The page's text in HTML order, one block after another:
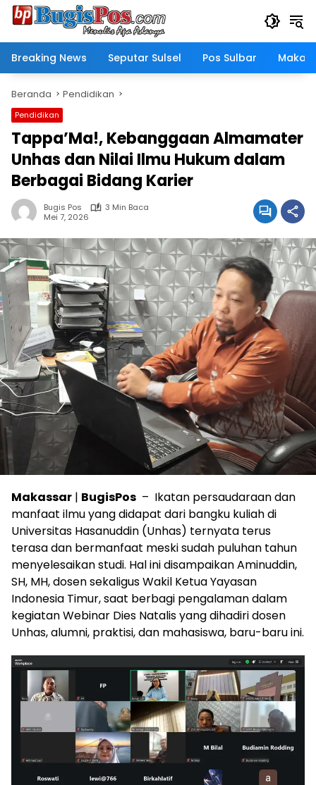
Langsung
Breaking News
Seputar Sulsel Pos Sulbar
Beranda Pendidikan
Pendidikan
Tappa’Ma!, Kebanggaan Almamater
Unhas dan Nilai Ilmu Hukum dalam
Berbagai Bidang Karier
Bugis Pos
3 Min Baca
Mei 7, 2026
Makassar | BugisPos – Ikatan persaudaraan dan
manfaat ilmu yang didapat dari bangku kuliah di
Universitas Hasanuddin (Unhas) ternyata terus
terasa dan bermanfaat meski sudah puluhan tahun
menyelesaikan studi. Hal ini disampaikan Aminuddin,
SH, MH, dosen sekaligus Wakil Ketua Yayasan
Indonesia Timur, saat berbagi pengalaman dalam
kegiatan Webinar Dies Natalis yang dihadiri dosen
Unhas, alumni, praktisi, dan mahasiswa, baru-baru ini.